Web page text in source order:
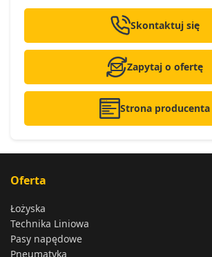
Skontaktuj się
Zapytaj o ofertę
Strona producenta
Oferta
Łożyska
Technika Liniowa
Pasy napędowe
Pneumatyka